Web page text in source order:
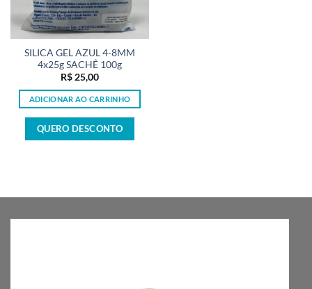
SILICA GEL AZUL 4-8MM
4x25g SACHÊ 100g
R$ 25,00
ADICIONAR AO CARRINHO
QUERO DESCONTO